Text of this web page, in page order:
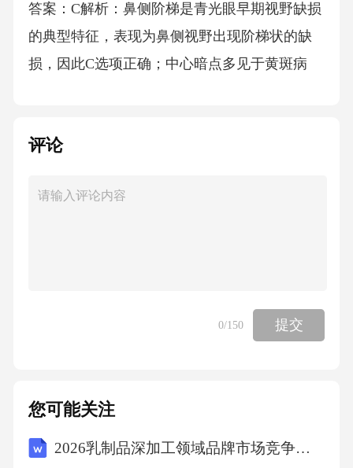
答案：C解析：鼻侧阶梯是青光眼早期视野缺损
的典型特征，表现为鼻侧视野出现阶梯状的缺
损，因此C选项正确；中心暗点多见于黄斑病
向心性缩小多见于视神经萎缩晚期，D选项错
（）A.需定期监测眼压B.无需复查视野及视神
复查视野和视神经情况，以监测病情进展，因
此B选项描述错误；A、C、D选项均为青光眼随
（）A.年龄大于40岁B.青光眼家族史C.高度近视
D.长期使用糖皮质激素答案：ABCD解析：年龄
评论
0/150 提交
您可能关注
2026乳制品深加工领域品牌市场竞争力分析报告与产品创新技术研究总纲